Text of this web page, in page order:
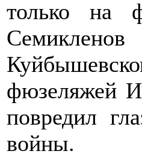
только на
фюзеляжей
по­вредил
войны.